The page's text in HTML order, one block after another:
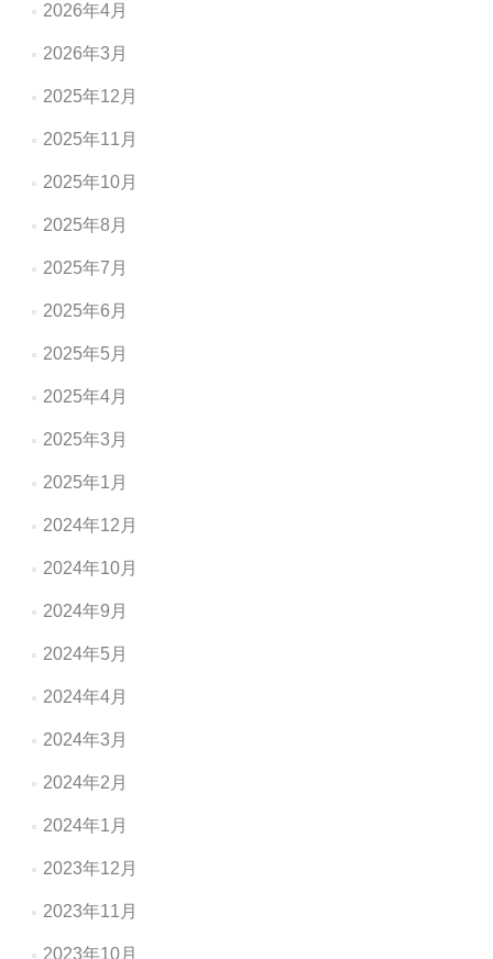
2026年4月
2026年3月
2025年12月
2025年11月
2025年10月
2025年8月
2025年7月
2025年6月
2025年5月
2025年4月
2025年3月
2025年1月
2024年12月
2024年10月
2024年9月
2024年5月
2024年4月
2024年3月
2024年2月
2024年1月
2023年12月
2023年11月
2023年10月